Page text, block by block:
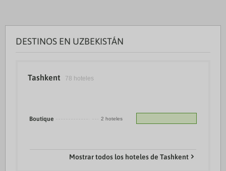
DESTINOS EN UZBEKISTÁN
Tashkent 78 hoteles
Boutique 2 hoteles
Mostrar todos los hoteles de Tashkent